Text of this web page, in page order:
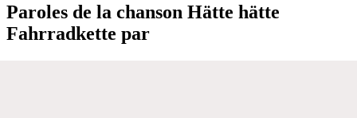
Paroles de la chanson Hätte hätte
Fahrradkette par